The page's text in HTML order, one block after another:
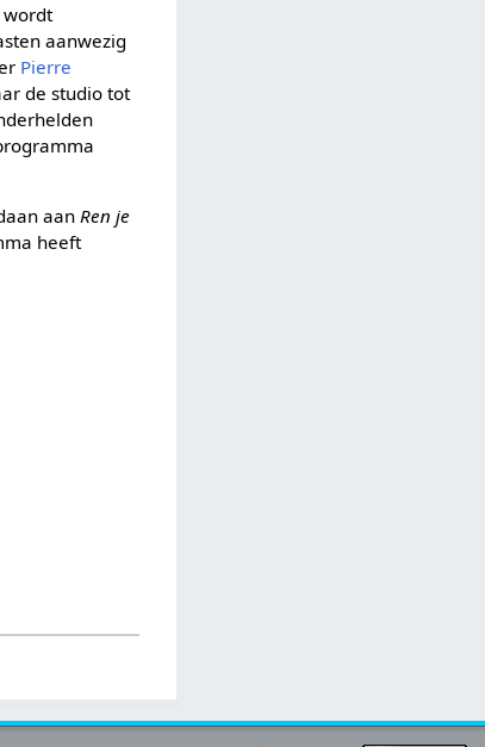
wordt
aanwezig
Pierre
de studio tot
aan Ren je
heeft